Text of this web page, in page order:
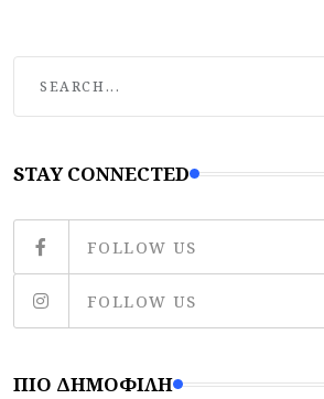
STAY CONNECTED
FOLLOW US
FOLLOW US
ΠΙΟ ΔΗΜΟΦΙΛΉ